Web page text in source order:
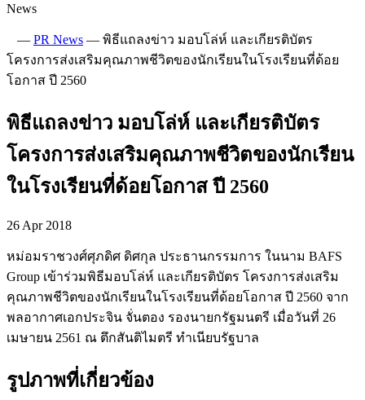
News
— PR News — พิธีแถลงข่าว มอบโล่ห์ และเกียรติบัตร
โครงการส่งเสริมคุณภาพชีวิตของนักเรียนในโรงเรียนที่ด้อย
โอกาส ปี 2560
พิธีแถลงข่าว มอบโล่ห์ และเกียรติบัตร
โครงการส่งเสริมคุณภาพชีวิตของนักเรียน
ในโรงเรียนที่ด้อยโอกาส ปี 2560
26 Apr 2018
หม่อมราชวงศ์ศุภดิศ ดิศกุล ประธานกรรมการ ในนาม BAFS
Group เข้าร่วมพิธีมอบโล่ห์ และเกียรติบัตร โครงการส่งเสริม
คุณภาพชีวิตของนักเรียนในโรงเรียนที่ด้อยโอกาส ปี 2560 จาก
พลอากาศเอกประจิน จั่นตอง รองนายกรัฐมนตรี เมื่อวันที่ 26
เมษายน 2561 ณ ตึกสันติไมตรี ทำเนียบรัฐบาล
รูปภาพที่เกี่ยวข้อง